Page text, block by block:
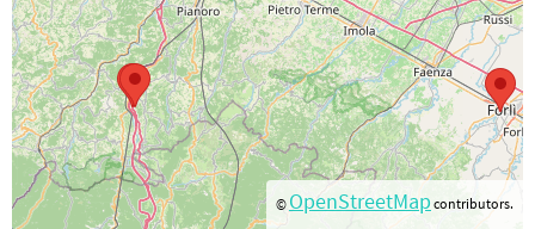
© OpenStreetMap contributors.